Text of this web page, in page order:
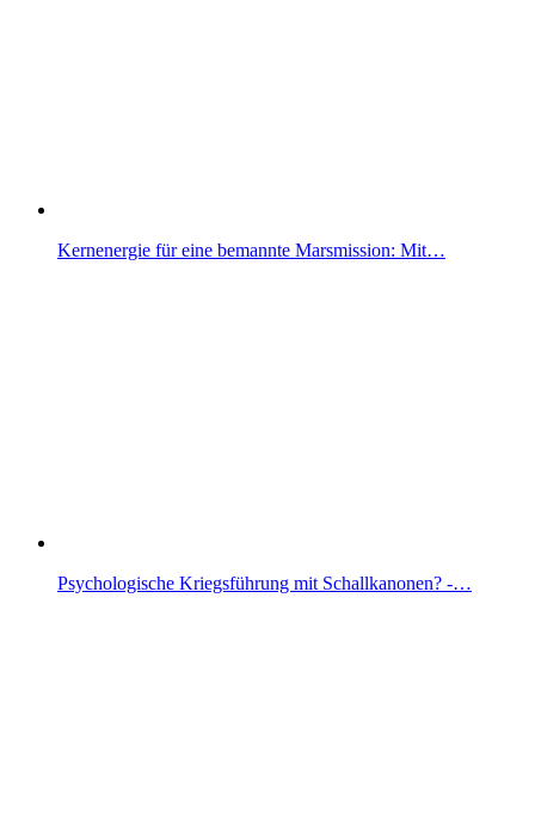
Kernenergie für eine bemannte Marsmission: Mit…
Psychologische Kriegsführung mit Schallkanonen? -…